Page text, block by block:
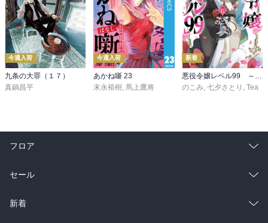
今週入荷
九条の大罪（１７）
真鍋昌平
今週入荷
あかね噺 23
末永裕樹, 馬上鷹将
新着
悪役令嬢レベル99 ～私は裏ボスですが魔王ではありません～ その６
のこみ, 七夕さとり , Tea
フロア
総合
ラノベ
セール
総合
新着